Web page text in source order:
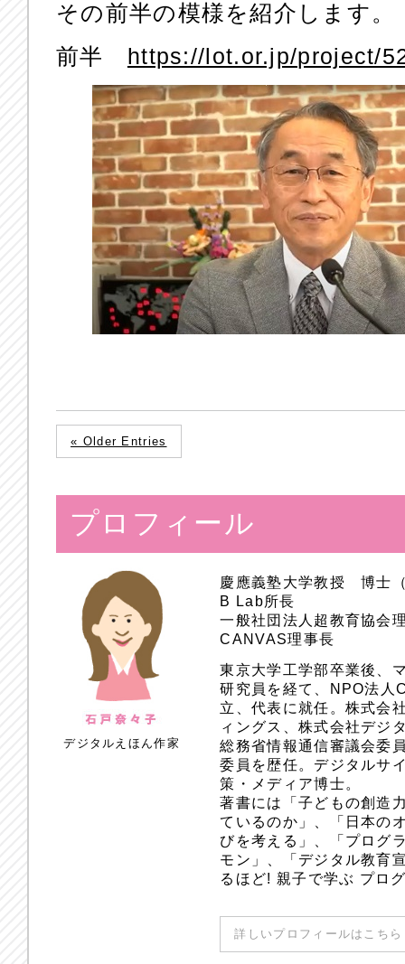
その前半の模様を紹介します。
前半
https://lot.or.jp/project/
« Older Entries
プロフィール
デジタルえほん作家
慶應義塾大学教授 博士
B Lab所長
一般社団法人超教育協会
CANVAS理事長
東京大学工学部卒業後、
研究員を経て、NPO法人
立、代表に就任。株式会
ィングス、株式会社デジ
総務省情報通信審議会委
委員を歴任。デジタルサ
策・メディア博士。
著書には「子どもの創造
ているのか」、「日本の
びを考える」、「プログ
モン」、「デジタル教育
るほど! 親子で学ぶ プロ
詳しいプロフィールはこち